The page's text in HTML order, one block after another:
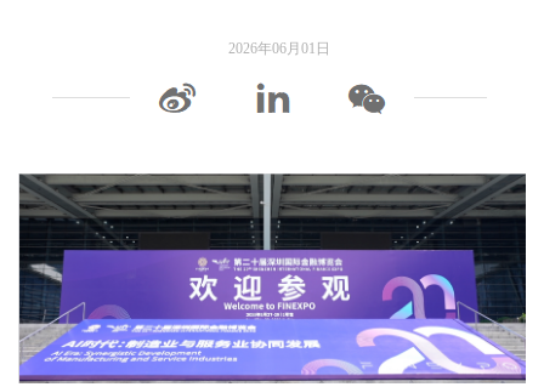
2026年06月01日